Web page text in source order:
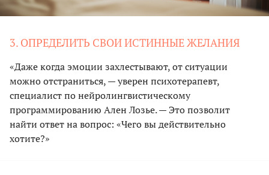
3. ОПРЕДЕЛИТЬ СВОИ ИСТИННЫЕ ЖЕЛАНИЯ
«Даже когда эмоции захлестывают, от ситуации
можно отстраниться, — уверен психотерапевт,
специалист по нейролингвистическому
программированию Ален Лозье. — Это позволит
найти ответ на вопрос: «Чего вы действительно
хотите?»